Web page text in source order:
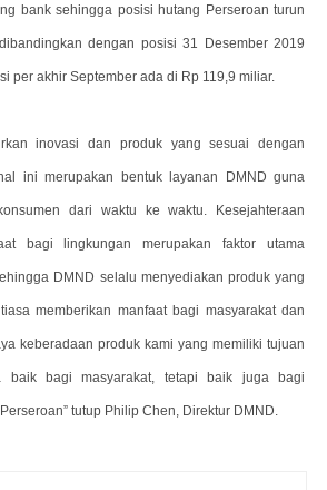
bank sehingga posisi hutang Perseroan turun
dengan posisi 31 Desember 2019
per akhir September ada di Rp 119,9 miliar.
inovasi dan produk yang sesuai dengan
ini merupakan bentuk layanan DMND guna
dari waktu ke waktu. Kesejahteraan
bagi lingkungan merupakan faktor utama
DMND selalu menyediakan produk yang
memberikan manfaat bagi masyarakat dan
keberadaan produk kami yang memiliki tujuan
baik bagi masyarakat, tetapi baik juga bagi
tutup Philip Chen, Direktur DMND.